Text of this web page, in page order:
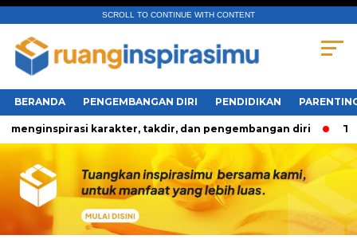
SCROLL TO CONTINUE WITH CONTENT
BERANDA PENGEMBANGAN DIRI PENDIDIKAN
karakter, takdir, dan pengembangan diri